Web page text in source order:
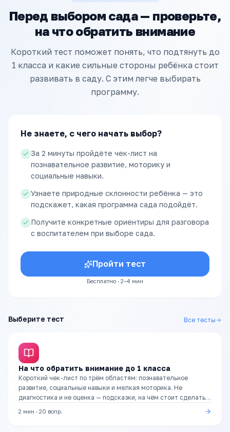
Перед выбором сада — проверьте,
на что обратить внимание
Короткий тест поможет понять, что подтянуть до
1 класса и какие сильные стороны ребёнка стоит
развивать в саду. С этим легче выбирать
программу.
Не знаете, с чего начать выбор?
За 2 минуты пройдёте чек-лист на
познавательное развитие, моторику и
социальные навыки.
Узнаете природные склонности ребёнка — это
подскажет, какая программа сада подойдёт.
Получите конкретные ориентиры для разговора
с воспитателем при выборе сада.
Пройти тест
Бесплатно · 2–4 мин
Выберите тест Все тесты
На что обратить внимание до 1 класса
Короткий чек-лист по трём областям: познавательное
развитие, социальные навыки и мелкая моторика. Не
диагностика и не оценка — подсказки, на чём стоит сделать
2 мин · 20 вопр.